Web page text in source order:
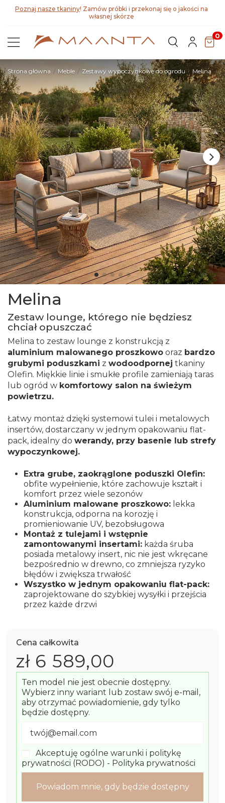
Poznaj nasze tkaniny! Zamów próbki i przekonaj się o jakości na
własnej skórze
0
Strona główna Meble Zestawy wypoczynkowe do ogrodu Melina
Melina
Zestaw lounge, którego nie będziesz
chciał opuszczać
Melina to zestaw lounge z konstrukcją z
aluminium malowanego proszkowo oraz bardzo
grubymi poduszkami z wodoodpornej tkaniny
Olefin. Miękkie linie i smukłe profile zamieniają taras
lub ogród w komfortowy salon na świeżym
powietrzu.
Łatwy montaż dzięki systemowi tulei i metalowych
insertów, dostarczany w jednym opakowaniu flat-
pack, idealny do werandy, przy basenie lub strefy
wypoczynkowej.
Extra grube, zaokrąglone poduszki Olefin:
obfite wypełnienie, które zachowuje kształt i
komfort przez wiele sezonów
Aluminium malowane proszkowo: lekka
konstrukcja, odporna na korozję i
promieniowanie UV, bezobsługowa
Montaż z tulejami i wstępnie
zamontowanymi insertami: każda śruba
posiada metalowy insert, nic nie jest wkręcane
bezpośrednio w drewno, co zmniejsza ryzyko
błędów i zwiększa trwałość
Wszystko w jednym opakowaniu flat-pack:
zaprojektowane do szybkiej wysyłki i przejścia
przez każde drzwi
Cena całkowita
zł 6 589,00
Ten model nie jest obecnie dostępny.
Wybierz inny wariant lub zostaw swój e-mail,
aby otrzymać powiadomienie, gdy tylko
będzie dostępny.
Akceptuję ogólne warunki i politykę
prywatności (RODO) - Polityka prywatności
Powiadom mnie, gdy będzie dostępny